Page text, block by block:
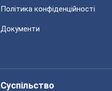
Політика конфіденційності
Документи
Суспільство